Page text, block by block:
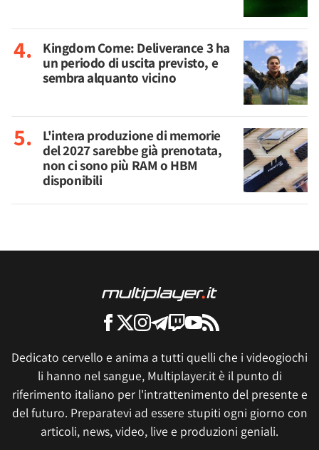
Kingdom Come: Deliverance 3 ha
un periodo di uscita previsto, e
sembra alquanto vicino
L'intera produzione di memorie
del 2027 sarebbe già prenotata,
non ci sono più RAM o HBM
disponibili
Dedicato cervello e anima a tutti quelli che i videogiochi
li hanno nel sangue, Multiplayer.it è il punto di
riferimento italiano per l'intrattenimento del presente e
del futuro. Preparatevi ad essere stupiti ogni giorno con
articoli, news, video, live e produzioni geniali.